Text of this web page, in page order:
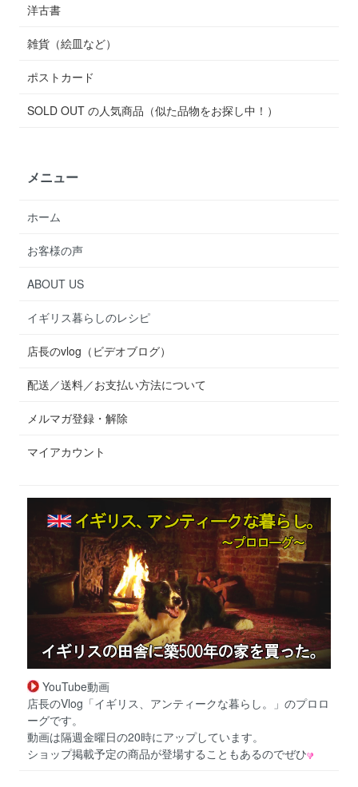
洋古書
雑貨（絵皿など）
ポストカード
SOLD OUT の人気商品（似た品物をお探し中！）
メニュー
ホーム
お客様の声
ABOUT US
イギリス暮らしのレシピ
店長のvlog（ビデオブログ）
配送／送料／お支払い方法について
メルマガ登録・解除
マイアカウント
YouTube動画
店長のVlog「イギリス、アンティークな暮らし。」のプロロ
ーグです。
動画は隔週金曜日の20時にアップしています。
ショップ掲載予定の商品が登場することもあるのでぜひ